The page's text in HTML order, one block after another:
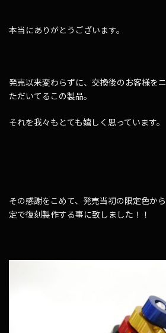
本当にありがとうございます。
発売以来変わらずに、交換後のお客様を
ただいてるこの製品。
それを我々もとても嬉しく思っています。
その感謝をこめて、発売当初の限定色か
定で復刻製作する事に致しました！！